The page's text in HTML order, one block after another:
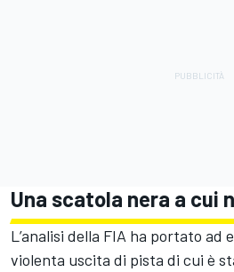
Una scatola nera a cui
L’analisi della FIA ha portato ad
violenta uscita di pista di cui è